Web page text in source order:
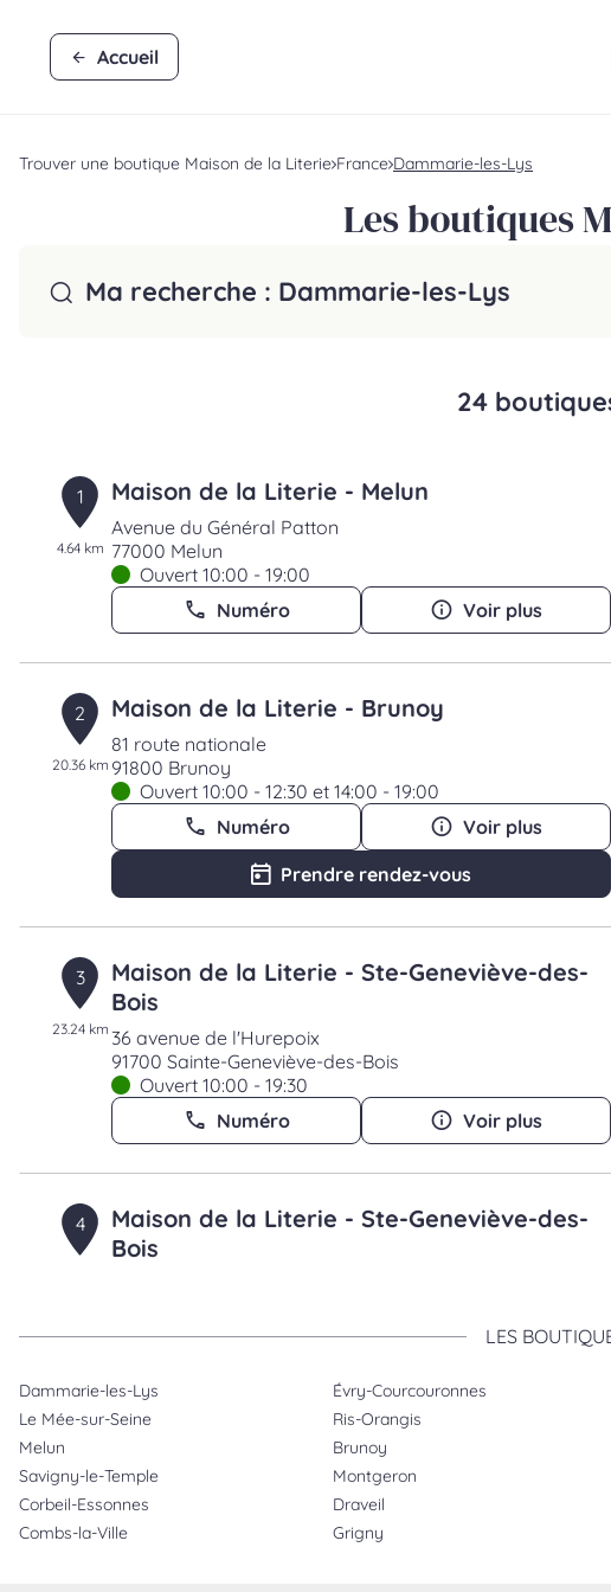
Accueil
Trouver une boutique Maison de la Literie France Dammarie-les-Lys
Les boutiques
Ma recherche : Dammarie-les-Lys
24
1
4.64 km
Maison de la Literie - Melun
Avenue du Général Patton
77000 Melun
Ouvert 10:00 - 19:00
Numéro
Voir plus
2
20.36 km
Maison de la Literie - Brunoy
81 route nationale
91800 Brunoy
Ouvert 10:00 - 12:30 et 14:00 - 19:00
Numéro
Voir plus
Prendre rendez-vous
3
23.24 km
Maison de la Literie - Ste-Geneviève-des-
Bois
36 avenue de l'Hurepoix
91700 Sainte-Geneviève-des-Bois
Ouvert 10:00 - 19:30
Numéro
Voir plus
4
Maison de la Literie - Ste-Geneviève-des-
Bois
Ouvert 10:00 - 19:00
5
31.51 km
Maison de la Literie - Créteil
1 avenue du Maréchal Foch
94000 Créteil
LES
Dammarie-les-Lys
Le Mée-sur-Seine
Melun
Savigny-le-Temple
Corbeil-Essonnes
Combs-la-Ville
Évry-Courcouronnes
Ris-Orangis
Brunoy
Montgeron
Draveil
Grigny